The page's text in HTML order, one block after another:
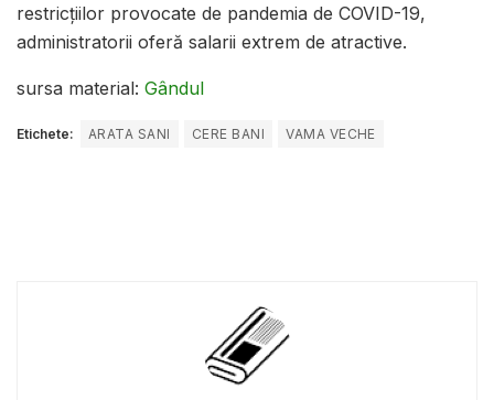
restricțiilor provocate de pandemia de COVID-19,
administratorii oferă salarii extrem de atractive.
sursa material: Gândul
Etichete: ARATA SANI CERE BANI VAMA VECHE